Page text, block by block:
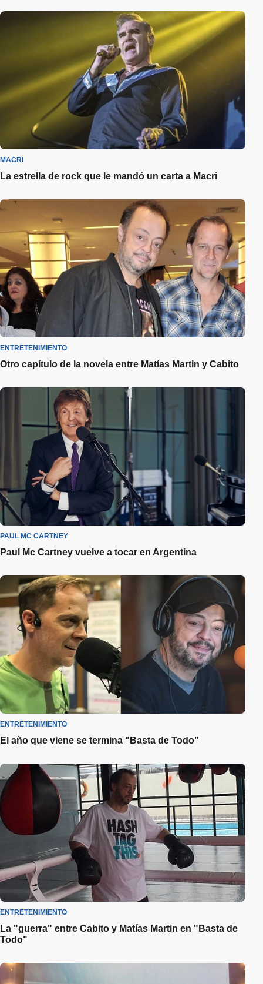
MACRI
La estrella de rock que le mandó un carta a Macri
ENTRETENIMIENTO
Otro capítulo de la novela entre Matías Martin y Cabito
PAUL MC CARTNEY
Paul Mc Cartney vuelve a tocar en Argentina
ENTRETENIMIENTO
El año que viene se termina "Basta de Todo"
ENTRETENIMIENTO
La "guerra" entre Cabito y Matías Martin en "Basta de
Todo"